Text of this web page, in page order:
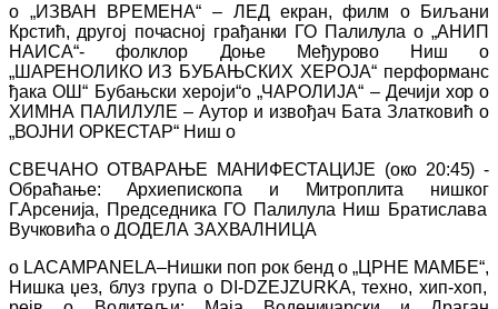
о „ИЗВАН ВРЕМЕНА“ – ЛЕД екран, филм о Биљани
Крстић, другој почасној грађанки ГО Палилула о „АНИП
НАИСА“- фолклор Доње Међурово Ниш о
„ШАРЕНОЛИКО ИЗ БУБАЊСКИХ ХЕРОЈА“ перформанс
ђака ОШ“ Бубањски хероји“о „ЧАРОЛИЈА“ – Дечијихоро
ХИМНА ПАЛИЛУЛЕ – Аутор и извођач Бата Златковић о
„ВОЈНИ ОРКЕСТАР“ Ниш о
СВЕЧАНО ОТВАРАЊЕ
МАНИФЕСТАЦИЈЕ (око 20:45) -
Обраћање: Архиепископа и Митроплита нишког
Г.Арсенија, Председника ГО Палилула Ниш Братислава
Вучковића о ДОДЕЛА ЗАХВАЛНИЦА
о LACAMPANELA–Нишки поп рок бенд о „ЦРНЕ МАМБЕ“,
Нишка џез, блуз група о DI -DZEJZURKA, техно, хип-хоп,